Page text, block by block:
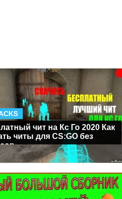
чит на Кс Го 2020 Как
читы для CS:GO без